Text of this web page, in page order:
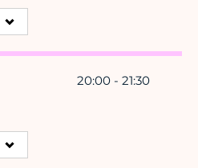
20:00 - 21:30